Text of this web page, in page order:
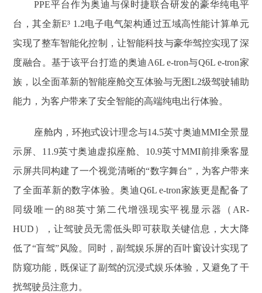
PPE平台作为奥迪与保时捷联合研发的豪华纯电平
台，其全新E³ 1.2电子电气架构通过五域高性能计算单元
实现了整车智能化控制，让智能科技与豪华驾控实现了深
度融合。基于该平台打造的奥迪A6L e-tron与Q6L e-tron家
族，以全面革新的智能座舱交互体验与无图L2级驾驶辅助
能力，为客户带来了安全智能的高端纯电出行体验。
座舱内，环抱式设计理念与14.5英寸奥迪MMI全景显
示屏、11.9英寸奥迪虚拟座舱、10.9英寸MMI前排乘客显
示屏共同构建了一个视觉清晰的“数字舞台”，为客户带来
了全面革新的数字体验。奥迪Q6L e-tron家族更是配备了
同级唯一的88英寸第二代增强现实平视显示器（AR-
HUD），让驾驶员无需低头即可获取关键信息，大大降
低了“盲驾”风险。同时，副驾娱乐屏的百叶窗设计实现了
防窥功能，既保证了副驾的沉浸式娱乐体验，又避免了干
扰驾驶员注意力。